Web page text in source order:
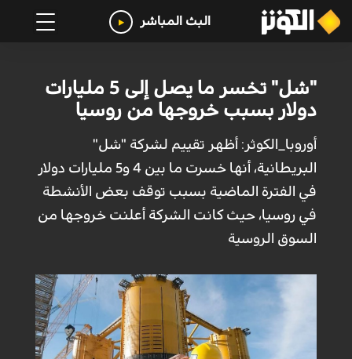
البث المباشر
"شل" تخسر ما يصل إلى 5 مليارات
دولار بسبب خروجها من روسيا
أوروبا_الكوثر: أظهر تقييم لشركة "شل"
البريطانية، أنها خسرت ما بين 4 و5 مليارات دولار
في الفترة الماضية بسبب توقف بعض الأنشطة
في روسيا، حيث كانت الشركة أعلنت خروجها من
السوق الروسية